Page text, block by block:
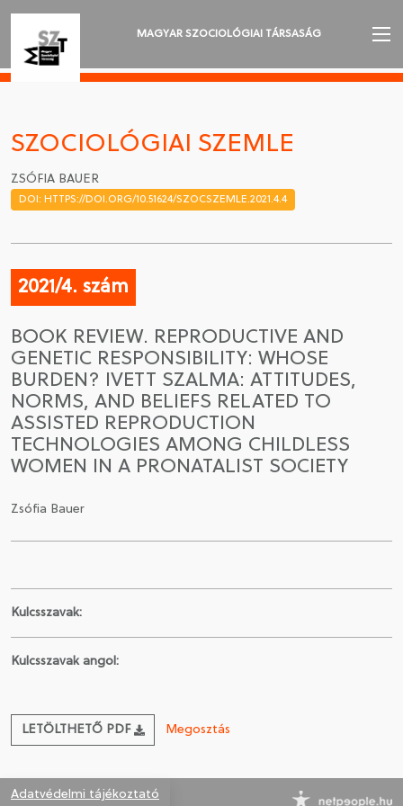
MAGYAR SZOCIOLÓGIAI TÁRSASÁG
AKTUALITÁSOK
VÁNDORGYŰLÉSEK
SZAKOSZTÁLYOK
DÍJAK
NYELVVÁLASZTÁS
CSATLAKOZÁS A TÁRSASÁGHOZ / MEGÚJÍTOM A
TAGSÁGOMAT
SZOCIOLÓGIAI SZEMLE
ZSÓFIA BAUER
DOI: HTTPS://DOI.ORG/10.51624/SZOCSZEMLE.2021.4.4
2021/4. szám
BOOK REVIEW. REPRODUCTIVE AND
GENETIC RESPONSIBILITY: WHOSE
BURDEN? IVETT SZALMA: ATTITUDES,
NORMS, AND BELIEFS RELATED TO
ASSISTED REPRODUCTION
TECHNOLOGIES AMONG CHILDLESS
WOMEN IN A PRONATALIST SOCIETY
Zsófia Bauer
Kulcsszavak:
Kulcsszavak angol:
LETÖLTHETŐ PDF Megosztás
Adatvédelmi tájékoztató